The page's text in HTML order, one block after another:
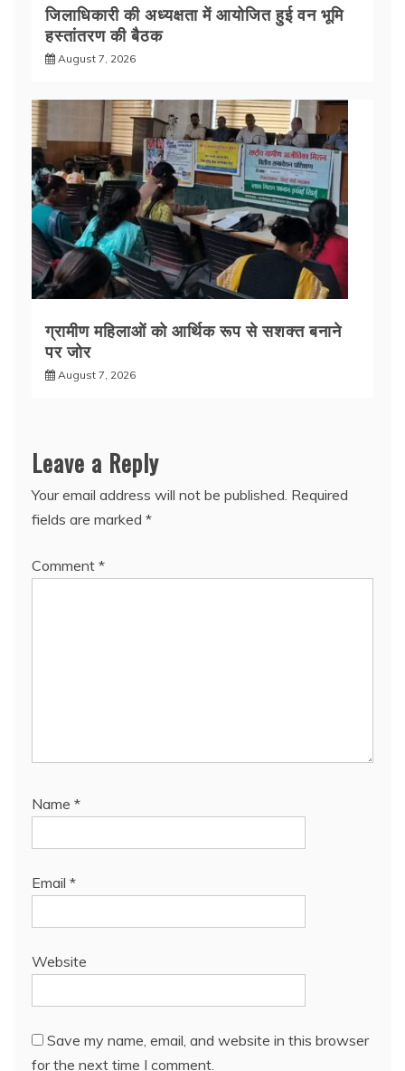
जिलाधिकारी की अध्यक्षता में आयोजित हुई वन भूमि
हस्तांतरण की बैठक
August 7, 2026
ग्रामीण महिलाओं को आर्थिक रूप से सशक्त बनाने
पर जोर
August 7, 2026
Leave a Reply
Your email address will not be published. Required
fields are marked *
Comment *
Name *
Email *
Website
Save my name, email, and website in this browser
for the next time I comment.